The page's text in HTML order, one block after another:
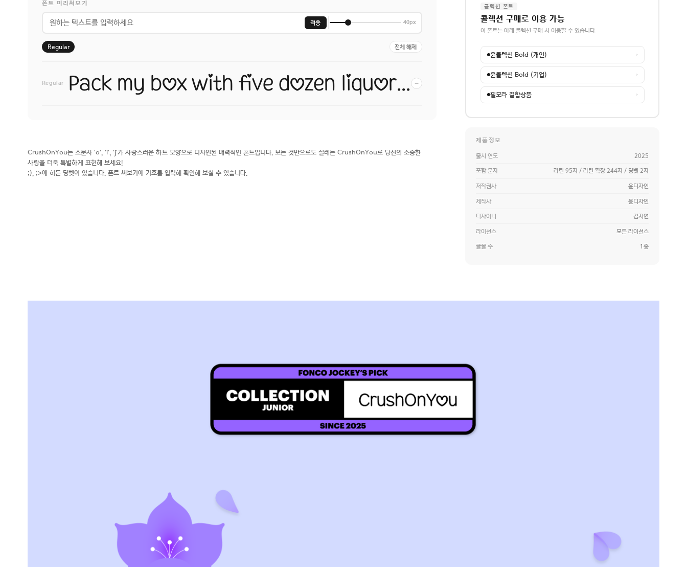
폰트 미리써보기
적용 40px
Regular 전체 해제
Regular Pack my box with five dozen liquor jugs. −
CrushOnYou는 소문자 'o', 'i', 'j'가 사랑스러운 하트 모양으로 디자인된 매력적인 폰트입니다. 보는 것만으로도 설레는 CrushOnYou로 당신의 소중한
사랑을 더욱 특별하게 표현해 보세요!
;), ;>에 히든 딩벳이 있습니다. 폰트 써보기에 기호를 입력해 확인해 보실 수 있습니다.
콜렉션 폰트
콜렉션 구매로 이용 가능
이 폰트는 아래 콜렉션 구매 시 이용할 수 있습니다.
윤콜렉션 Bold (개인) →
윤콜렉션 Bold (기업) →
필모라 결합상품 →
제품정보
출시 연도 2025
포함 문자 라틴 95자 / 라틴 확장 244자 / 딩벳 2자
저작권사 윤디자인
제작사 윤디자인
디자이너 김지연
라이선스 모든 라이선스
글꼴 수 1종